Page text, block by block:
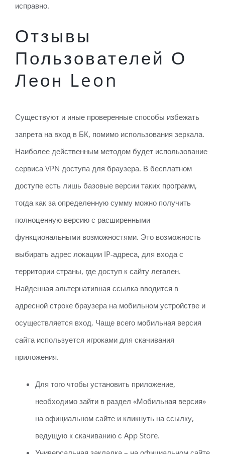
исправно.
Отзывы
Пользователей О
Леон Leon
Существуют и иные проверенные способы избежать
запрета на вход в БК, помимо использования зеркала.
Наиболее действенным методом будет использование
сервиса VPN доступа для браузера. В бесплатном
доступе есть лишь базовые версии таких программ,
тогда как за определенную сумму можно получить
полноценную версию с расширенными
функциональными возможностями. Это возможность
выбирать адрес локации IP-адреса, для входа с
территории страны, где доступ к сайту легален.
Найденная альтернативная ссылка вводится в
адресной строке браузера на мобильном устройстве и
осуществляется вход. Чаще всего мобильная версия
сайта используется игроками для скачивания
приложения.
Для того чтобы установить приложение,
необходимо зайти в раздел «Мобильная версия»
на официальном сайте и кликнуть на ссылку,
ведущую к скачиванию с App Store.